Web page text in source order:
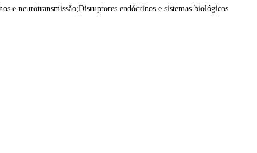
e neurotransmissão;Disruptores endócrinos e sistemas biológicos